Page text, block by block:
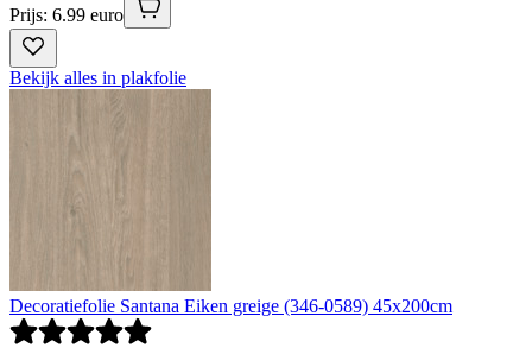
Prijs: 6.99 euro
Bekijk alles in plakfolie
Decoratiefolie Santana Eiken greige (346-0589) 45x200cm